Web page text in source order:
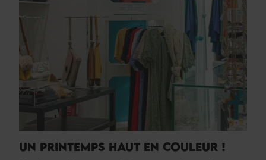
UN PRINTEMPS HAUT EN COULEUR !